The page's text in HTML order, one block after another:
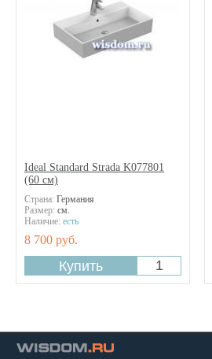
Ideal Standard Strada K077801
(60 см)
Страна: Германия
Размер: см.
Наличие: есть
8 700 руб.